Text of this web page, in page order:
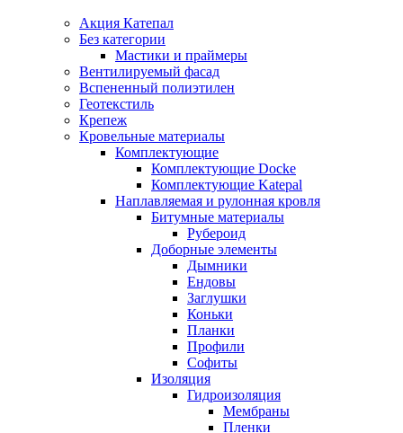
Акция Катепал
Без категории
Мастики и праймеры
Вентилируемый фасад
Вспененный полиэтилен
Геотекстиль
Крепеж
Кровельные материалы
Комплектующие
Комплектующие Docke
Комплектующие Katepal
Наплавляемая и рулонная кровля
Битумные материалы
Рубероид
Доборные элементы
Дымники
Ендовы
Заглушки
Коньки
Планки
Профили
Софиты
Изоляция
Гидроизоляция
Мембраны
Пленки